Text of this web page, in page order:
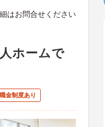
お問合せください
ホームで
金制度あり